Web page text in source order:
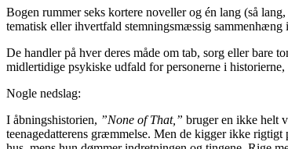
Bogen rummer seks kortere noveller og én lang (så
tematisk eller ihvertfald stemningsmæssig sammenhæng
De handler på hver deres måde om tab, sorg eller bare
midlertidige psykiske udfald for personerne i
Nogle nedslag:
I åbningshistorien, ”None of That,” bruger en ikke helt
teenagedatterens græmmelse. Men de kigger ikke